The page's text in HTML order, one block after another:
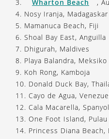
3.
Wharton Beach
,
4. Nosy Iranja, Madagaskar
5. Mamanuca Beach, Fiji
6. Shoal Bay East, Anguilla
7. Dhigurah, Maldives
8. Playa Balandra, Meksiko
9. Koh Rong, Kamboja
10. Donald Duck Bay,
11. Cayo de Agua,
12. Cala Macarella, Spanyol
13. One Foot Island, Pulau
14. Princess Diana Beach,